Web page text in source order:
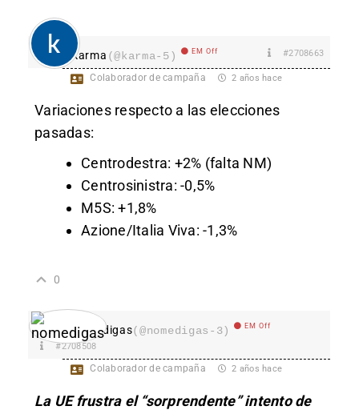
karma (@karma-5) EM Off #2708663
Colaborador de campaña 2 años hace
Variaciones respecto a las elecciones
pasadas:
Centrodestra: +2% (falta NM)
Centrosinistra: -0,5%
M5S: +1,8%
Azione/Italia Viva: -1,3%
0
nomedigas(@nomedigas-3) EM Off
#2708508
Colaborador de campaña 2 años hace
La UE frustra el “sorprendente” intento de